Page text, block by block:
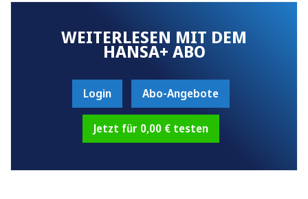
WEITERLESEN MIT DEM
HANSA+ ABO
Login Abo-Angebote
Jetzt für 0,00 € testen